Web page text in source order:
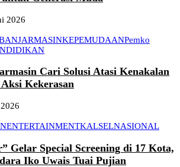
2026
KEPEMUDAANPemko
Cari Solusi Atasi Kenakalan
Kekerasan
ENTERTAINMENTKALSELNASIONAL
Gelar Special Screening di 17 Kota,
Iko Uwais Tuai Pujian